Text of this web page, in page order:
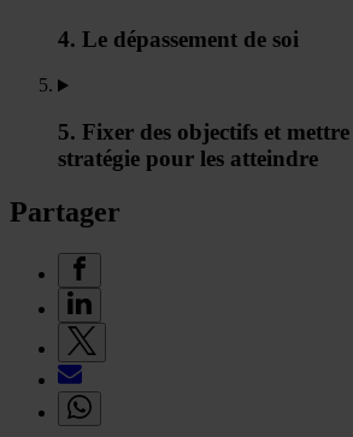
4. Le dépassement de soi
5. Fixer des objectifs et
stratégie pour les atteindre
Partager